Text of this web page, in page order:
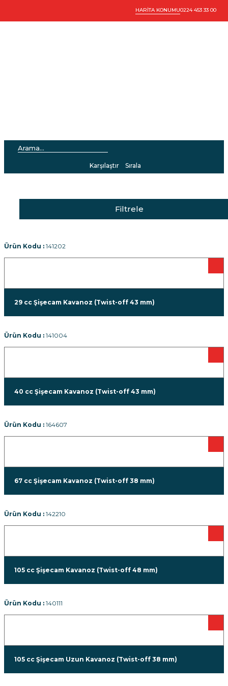
HARİTA KONUMU0224 453 33 00
Karşılaştır Sırala
Filtrele
Ürün Kodu : 141202
29 cc Şişecam Kavanoz (Twist-off 43 mm)
Ürün Kodu : 141004
40 cc Şişecam Kavanoz (Twist-off 43 mm)
Ürün Kodu : 164607
67 cc Şişecam Kavanoz (Twist-off 38 mm)
Ürün Kodu : 142210
105 cc Şişecam Kavanoz (Twist-off 48 mm)
Ürün Kodu : 140111
105 cc Şişecam Uzun Kavanoz (Twist-off 38 mm)